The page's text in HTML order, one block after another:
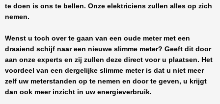
te doen is ons te bellen. Onze elektriciens zullen alles op zich
nemen.
Wenst u toch over te gaan van een oude meter met een
draaiend schijf naar een nieuwe slimme meter? Geeft dit door
aan onze experts en zij zullen deze direct voor u plaatsen. Het
voordeel van een dergelijke slimme meter is dat u niet meer
zelf uw meterstanden op te nemen en door te geven, u krijgt
dan ook meer inzicht in uw energieverbruik.